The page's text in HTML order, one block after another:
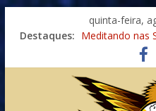
quinta-feira,
Destaques: Meditando nas
Xamanismo
Totens –
Imaginação na